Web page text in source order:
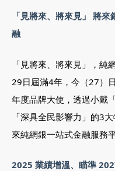
「見將來、將來見」 將
融
「見將來、將來見」，純
29日屆滿4年，今（27）
年度品牌大使，透過小戴
「深具全民影響力」的3
來純網銀一站式金融服務
2025 業績增溫、瞄準